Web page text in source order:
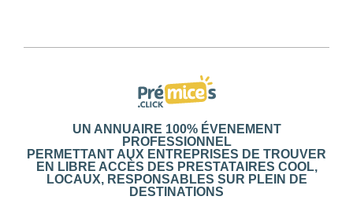
UN ANNUAIRE 100% ÉVENEMENT
PROFESSIONNEL
PERMETTANT AUX ENTREPRISES DE TROUVER
EN LIBRE ACCÈS DES PRESTATAIRES COOL,
LOCAUX, RESPONSABLES SUR PLEIN DE
DESTINATIONS